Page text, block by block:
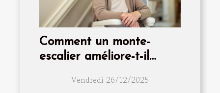
Comment un monte-
escalier améliore-t-il
seniors ?Vendredi 26/12/2025